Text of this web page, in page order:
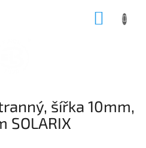
šířka 10mm,
SOLARIX